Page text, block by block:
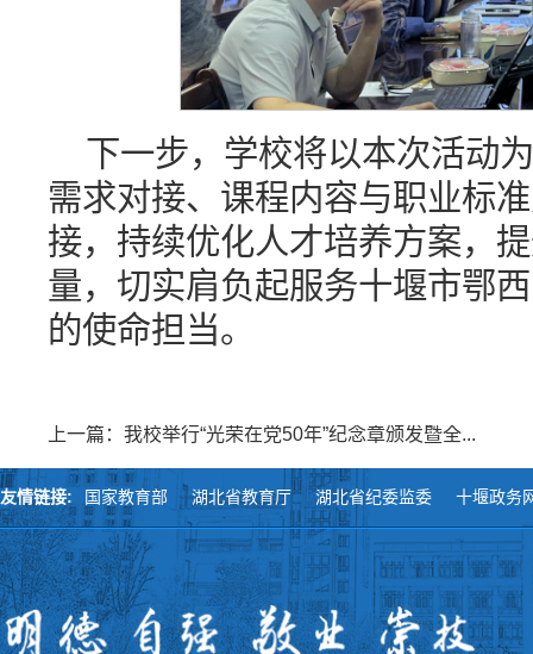
下一步，学校将以本次活动
需求对接、课程内容与职业标
接，持续优化人才培养方案，
量，切实肩负起服务十堰市鄂
的使命担当。
上一篇：我校举行“光荣在党50年”纪念章颁发暨全...
友情链接: 国家教育部 湖北省教育厅 湖北省纪委监委 十堰政务